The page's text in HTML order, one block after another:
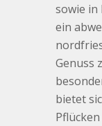
sowie in
ein
Genuss
bietet